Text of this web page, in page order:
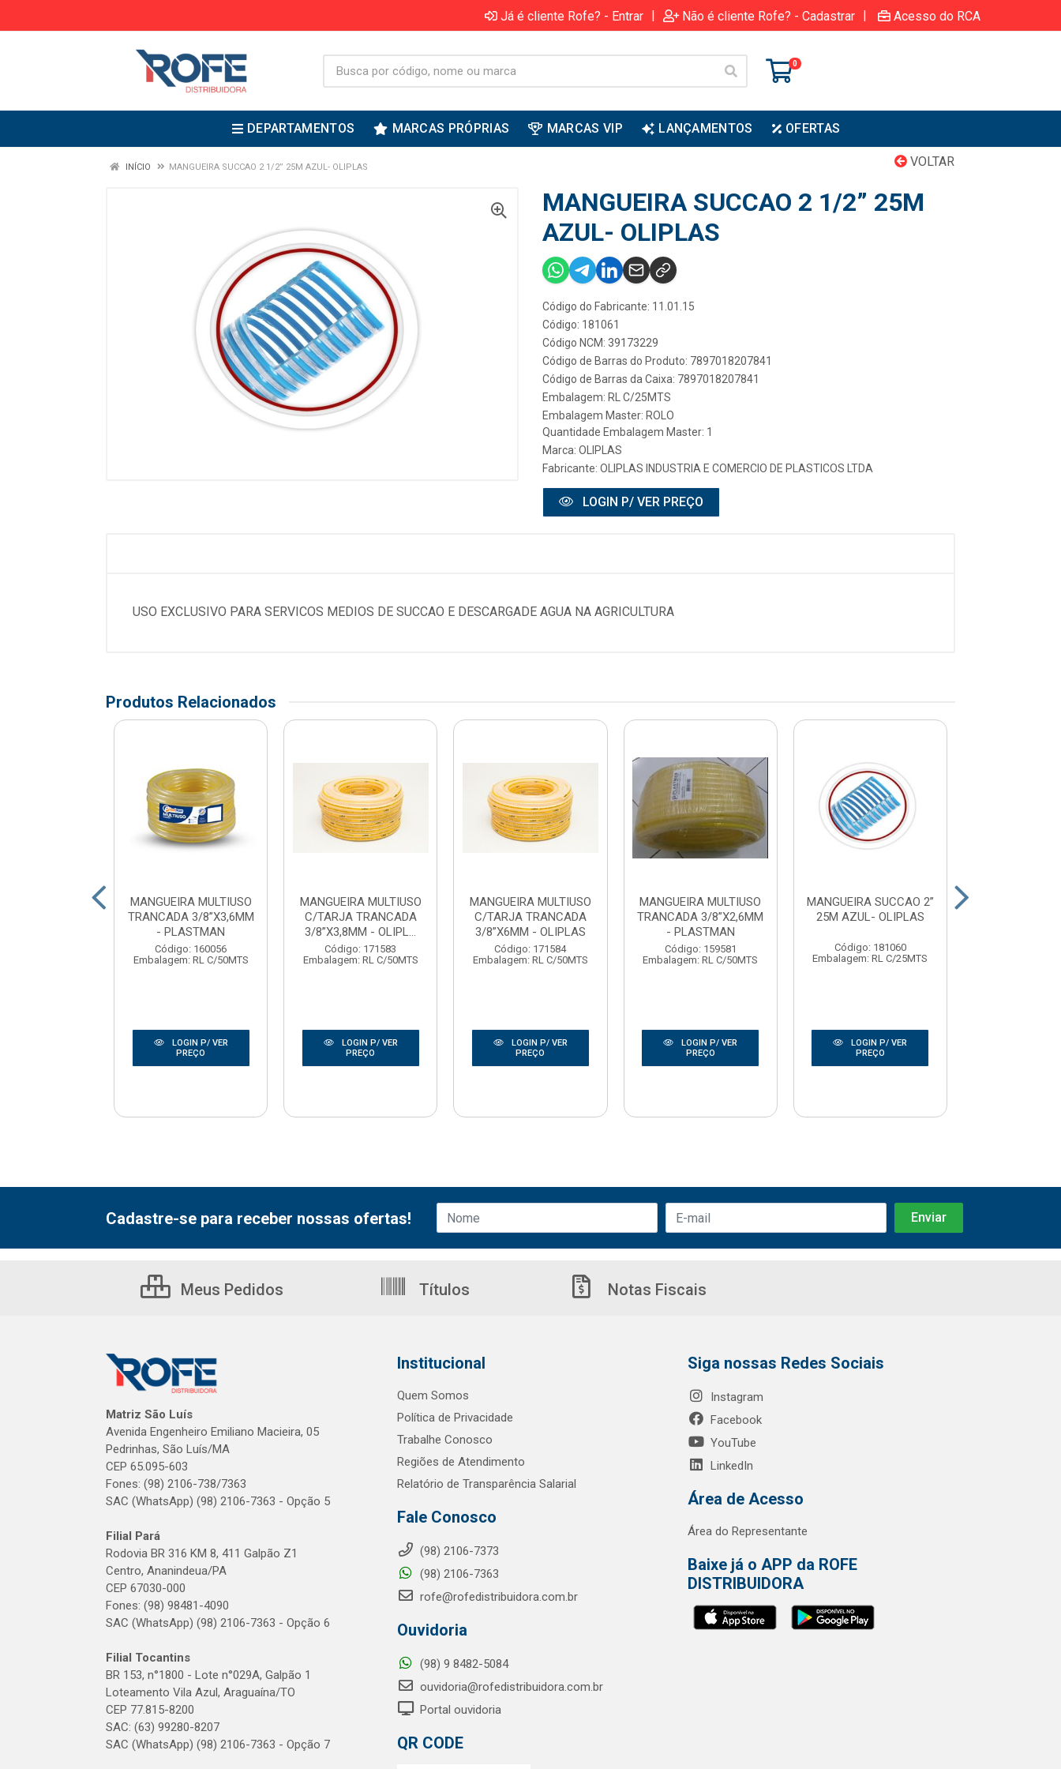
Já é cliente Rofe? - Entrar | Não é cliente Rofe? - Cadastrar | Acesso do RCA
0
DEPARTAMENTOS MARCAS PRÓPRIAS MARCAS VIP LANÇAMENTOS OFERTAS
VOLTAR
INÍCIO MANGUEIRA SUCCAO 2 1/2” 25M AZUL- OLIPLAS
MANGUEIRA SUCCAO 2 1/2” 25M
AZUL- OLIPLAS
Código do Fabricante: 11.01.15
Código: 181061
Código NCM: 39173229
Código de Barras do Produto: 7897018207841
Código de Barras da Caixa: 7897018207841
Embalagem: RL C/25MTS
Embalagem Master: ROLO
Quantidade Embalagem Master: 1
Marca: OLIPLAS
Fabricante: OLIPLAS INDUSTRIA E COMERCIO DE PLASTICOS LTDA
LOGIN P/ VER PREÇO
USO EXCLUSIVO PARA SERVICOS MEDIOS DE SUCCAO E DESCARGADE AGUA NA AGRICULTURA
Produtos Relacionados
MANGUEIRA MULTIUSO
TRANCADA 3/8”X3,6MM
- PLASTMAN
Código: 160056
Embalagem: RL C/50MTS
LOGIN P/ VER
PREÇO
MANGUEIRA MULTIUSO
C/TARJA TRANCADA
3/8”X3,8MM - OLIPL...
Código: 171583
Embalagem: RL C/50MTS
LOGIN P/ VER
PREÇO
MANGUEIRA MULTIUSO
C/TARJA TRANCADA
3/8”X6MM - OLIPLAS
Código: 171584
Embalagem: RL C/50MTS
LOGIN P/ VER
PREÇO
MANGUEIRA MULTIUSO
TRANCADA 3/8”X2,6MM
- PLASTMAN
Código: 159581
Embalagem: RL C/50MTS
LOGIN P/ VER
PREÇO
MANGUEIRA SUCCAO 2”
25M AZUL- OLIPLAS
Código: 181060
Embalagem: RL C/25MTS
LOGIN P/ VER
PREÇO
Cadastre-se para receber nossas ofertas!
Meus Pedidos Títulos Notas Fiscais
Matriz São Luís
Avenida Engenheiro Emiliano Macieira, 05
Pedrinhas, São Luís/MA
CEP 65.095-603
Fones: (98) 2106-738/7363
SAC (WhatsApp) (98) 2106-7363 - Opção 5
Filial Pará
Rodovia BR 316 KM 8, 411 Galpão Z1
Centro, Ananindeua/PA
CEP 67030-000
Fones: (98) 98481-4090
SAC (WhatsApp) (98) 2106-7363 - Opção 6
Filial Tocantins
BR 153, n°1800 - Lote n°029A, Galpão 1
Loteamento Vila Azul, Araguaína/TO
CEP 77.815-8200
SAC: (63) 99280-8207
SAC (WhatsApp) (98) 2106-7363 - Opção 7
Institucional
Quem Somos
Política de Privacidade
Trabalhe Conosco
Regiões de Atendimento
Relatório de Transparência Salarial
Fale Conosco
(98) 2106-7373
(98) 2106-7363
rofe@rofedistribuidora.com.br
Ouvidoria
(98) 9 8482-5084
ouvidoria@rofedistribuidora.com.br
Portal ouvidoria
QR CODE
Siga nossas Redes Sociais
Instagram
Facebook
YouTube
LinkedIn
Área de Acesso
Área do Representante
Baixe já o APP da ROFE
DISTRIBUIDORA